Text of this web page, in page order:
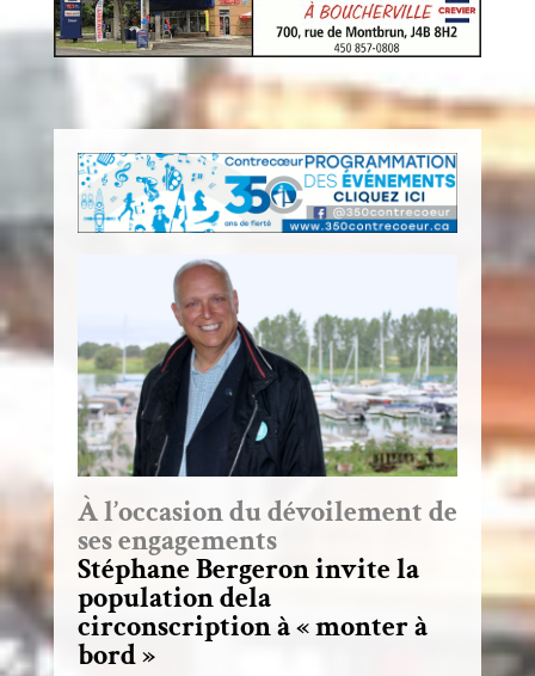
À l’occasion du dévoilement de
ses engagements
Stéphane Bergeron invite la
population dela
circonscription à « monter à
bord »